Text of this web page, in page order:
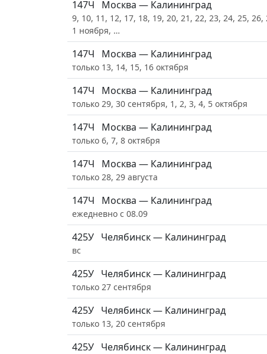
147Ч Москва — Калининград
9, 10, 11, 12, 17, 18, 19, 20, 21, 22, 23, 24, 25, 26,
1 ноября, …
147Ч Москва — Калининград
только 13, 14, 15, 16 октября
147Ч Москва — Калининград
только 29, 30 сентября, 1, 2, 3, 4, 5 октября
147Ч Москва — Калининград
только 6, 7, 8 октября
147Ч Москва — Калининград
только 28, 29 августа
147Ч Москва — Калининград
ежедневно с 08.09
425У Челябинск — Калининград
вс
425У Челябинск — Калининград
только 27 сентября
425У Челябинск — Калининград
только 13, 20 сентября
425У Челябинск — Калининград